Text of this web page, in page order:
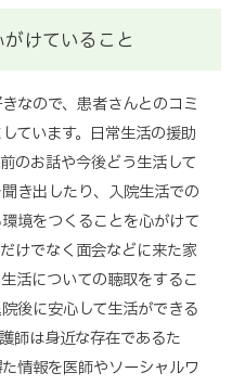
けていること
なので、患者さんとのコミ
ています。日常生活の援助
のお話や今後どう生活して
き出したり、入院生活での
境をつくることを心がけて
けでなく面会などに来た家
活についての聴取をするこ
後に安心して生活ができる
師は身近な存在であるた
情報を医師やソーシャルワ